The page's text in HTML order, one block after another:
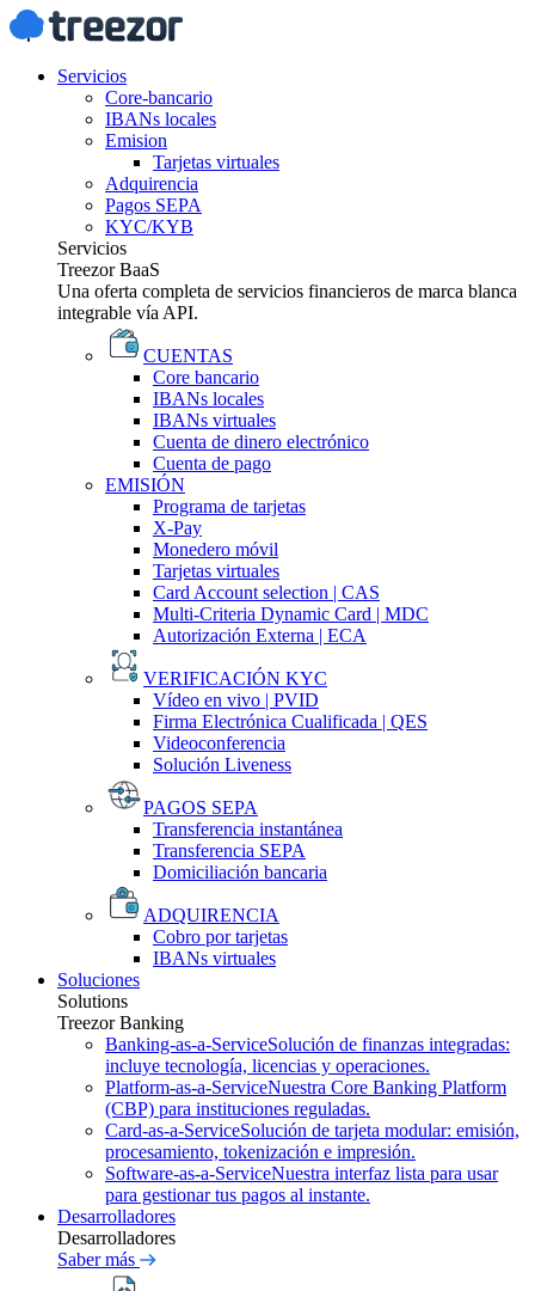
Servicios
Core-bancario
IBANs locales
Emision
Tarjetas virtuales
Adquirencia
Pagos SEPA
KYC/KYB
Servicios
Treezor BaaS
Una oferta completa de servicios financieros de marca blanca
integrable vía API.
CUENTAS
Core bancario
IBANs locales
IBANs virtuales
Cuenta de dinero electrónico
Cuenta de pago
EMISIÓN
Programa de tarjetas
X-Pay
Monedero móvil
Tarjetas virtuales
Card Account selection | CAS
Multi-Criteria Dynamic Card | MDC
Autorización Externa | ECA
VERIFICACIÓN KYC
Vídeo en vivo | PVID
Firma Electrónica Cualificada | QES
Videoconferencia
Solución Liveness
PAGOS SEPA
Transferencia instantánea
Transferencia SEPA
Domiciliación bancaria
ADQUIRENCIA
Cobro por tarjetas
IBANs virtuales
Soluciones
Solutions
Treezor Banking
Banking-as-a-ServiceSolución de finanzas integradas:
incluye tecnología, licencias y operaciones.
Platform-as-a-ServiceNuestra Core Banking Platform
(CBP) para instituciones reguladas.
Card-as-a-ServiceSolución de tarjeta modular: emisión,
procesamiento, tokenización e impresión.
Software-as-a-ServiceNuestra interfaz lista para usar
para gestionar tus pagos al instante.
Desarrolladores
Desarrolladores
Saber más